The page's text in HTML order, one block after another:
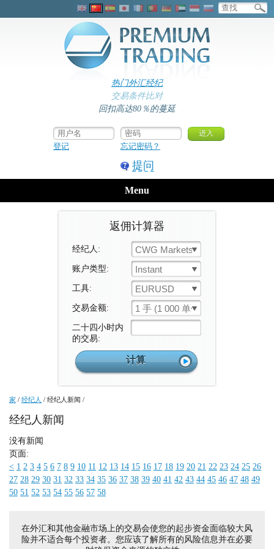
热门外汇经纪
交易条件比对
回扣高达80％的蔓延
登记 忘记密码？
提问
Menu
返佣计算器
经纪人: CWG Markets
账户类型: Instant
工具: EURUSD
交易金额: 1 手 (1 000 单位)
二十四小时内
的交易:
家 / 经纪人 / 经纪人新闻 /
经纪人新闻
没有新闻
页面:
< 1 2 3 4 5 6 7 8 9 10 11 12 13 14 15 16 17 18 19 20 21 22 23 24 25 26
27 28 29 30 31 32 33 34 35 36 37 38 39 40 41 42 43 44 45 46 47 48 49
50 51 52 53 54 55 56 57 58
在外汇和其他金融市场上的交易会使您的起步资金面临较大风
险并不适合每个投资者。您应该了解所有的风险信息并在必要